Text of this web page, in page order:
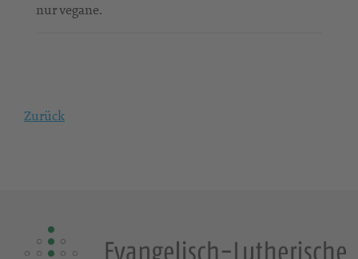
nur vegane.
Zurück